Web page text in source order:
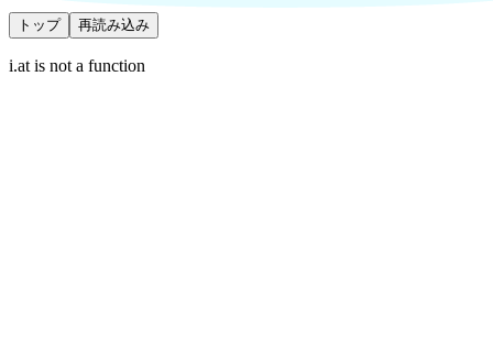
トップ 再読み込み
i.at is not a function